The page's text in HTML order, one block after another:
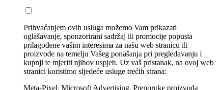
Prihvaćanjem ovih usluga možemo Vam prikazati
oglašavanje, sponzorirani sadržaj ili promocije popusta
prilagođene vašim interesima za našu web stranicu ili
proizvode na temelju Vašeg ponašanja pri pregledavanju i
kupnji te mjeriti njihov uspjeh. Uz vaš pristanak, na ovoj web
stranici koristimo sljedeće usluge trećih strana:
Meta-Pixel, Microsoft Advertising, Preporuke proizvoda